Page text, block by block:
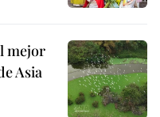
mejor
Asia